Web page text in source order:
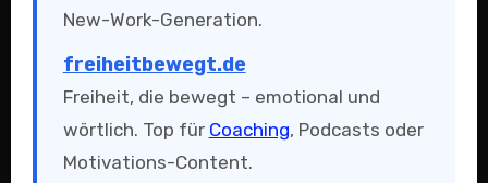
New-Work-Generation.
freiheitbewegt.de
Freiheit, die bewegt – emotional und
wörtlich. Top für Coaching, Podcasts oder
Motivations-Content.